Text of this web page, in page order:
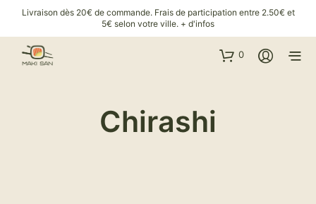
Livraison dès 20€ de commande. Frais de participation entre 2.50€ et
5€ selon votre ville. + d'infos
0
Chirashi